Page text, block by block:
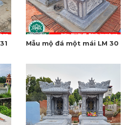
Mẫu mộ đá một mái LM 30